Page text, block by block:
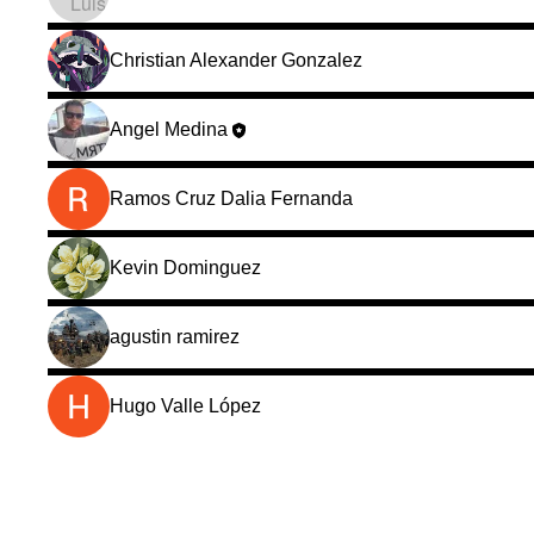
Christian Alexander Gonzalez
Angel Medina
Ramos Cruz Dalia Fernanda
Kevin Dominguez
agustin ramirez
Hugo Valle López